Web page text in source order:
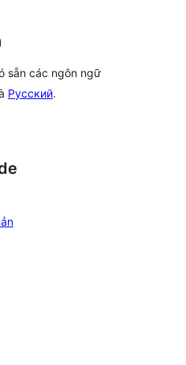
sẵn các ngôn ngữ
Русский.